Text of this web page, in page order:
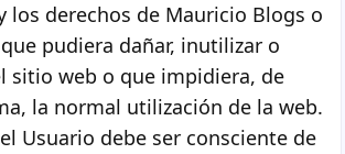
los derechos de Mauricio Blogs o
pudiera dañar, inutilizar o
sitio web o que impidiera, de
la normal utilización de la web.
Usuario debe ser consciente de